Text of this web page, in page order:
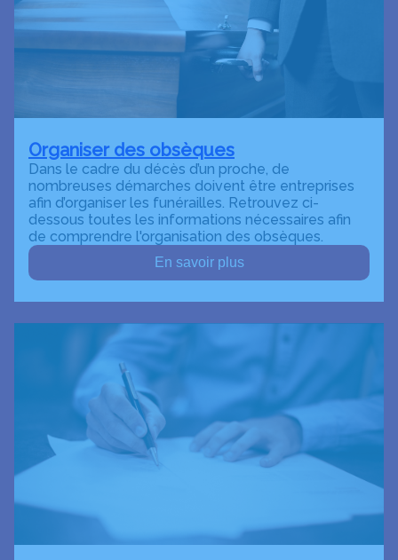
Organiser des obsèques
Dans le cadre du décès d’un proche, de
nombreuses démarches doivent être entreprises
afin d’organiser les funérailles. Retrouvez ci-
dessous toutes les informations nécessaires afin
de comprendre l'organisation des obsèques.
En savoir plus